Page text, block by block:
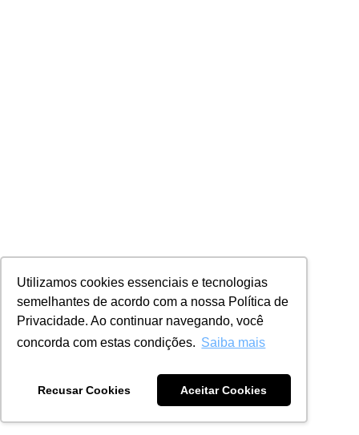
Utilizamos cookies essenciais e tecnologias
semelhantes de acordo com a nossa Política de
Privacidade. Ao continuar navegando, você
concorda com estas condições. Saiba mais
Recusar Cookies Aceitar Cookies